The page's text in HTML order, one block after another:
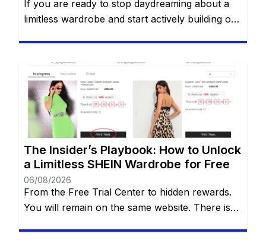
If you are ready to stop daydreaming about a
limitless wardrobe and start actively building one
social media about the highly coveted SHEIN
Free Trial Center. However, locating this hidden
gem—and more importantly, actually getting
your applications approved—can often […]
The Insider’s Playbook: How to Unlock
a Limitless SHEIN Wardrobe for Free
06/08/2026
From the Free Trial Center to hidden rewards.
You will remain on the same website. There is